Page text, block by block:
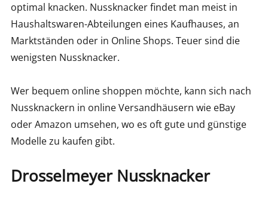
optimal knacken. Nussknacker findet man meist in
Haushaltswaren-Abteilungen eines Kaufhauses, an
Marktständen oder in Online Shops. Teuer sind die
wenigsten Nussknacker.
Wer bequem online shoppen möchte, kann sich nach
Nussknackern in online Versandhäusern wie eBay
oder Amazon umsehen, wo es oft gute und günstige
Modelle zu kaufen gibt.
Drosselmeyer Nussknacker